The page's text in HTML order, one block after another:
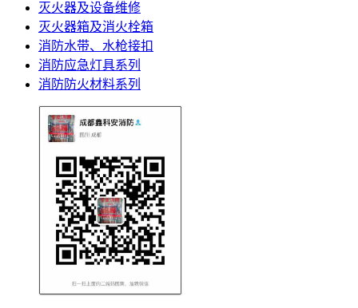
灭火器及设备维修
灭火器箱及消火栓箱
消防水带、水枪接扣
消防应急灯具系列
消防防火材料系列